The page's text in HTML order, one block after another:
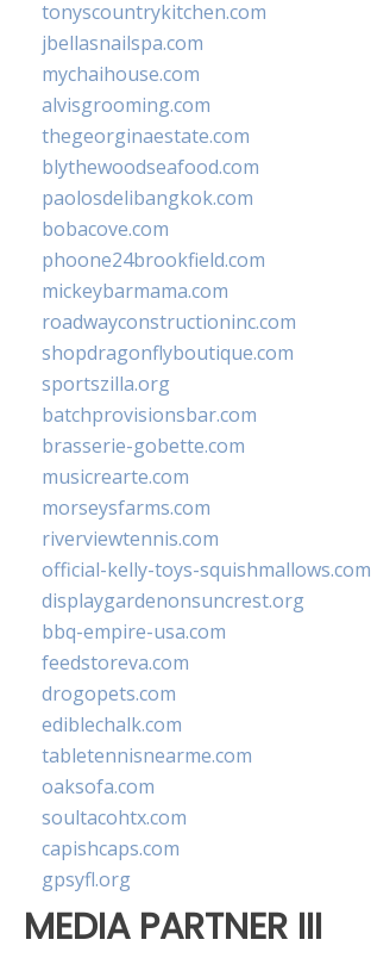
tonyscountrykitchen.com
jbellasnailspa.com
mychaihouse.com
alvisgrooming.com
thegeorginaestate.com
blythewoodseafood.com
paolosdelibangkok.com
bobacove.com
phoone24brookfield.com
mickeybarmama.com
roadwayconstructioninc.com
shopdragonflyboutique.com
sportszilla.org
batchprovisionsbar.com
brasserie-gobette.com
musicrearte.com
morseysfarms.com
riverviewtennis.com
official-kelly-toys-squishmallows.com
displaygardenonsuncrest.org
bbq-empire-usa.com
feedstoreva.com
drogopets.com
ediblechalk.com
tabletennisnearme.com
oaksofa.com
soultacohtx.com
capishcaps.com
gpsyfl.org
MEDIA PARTNER III